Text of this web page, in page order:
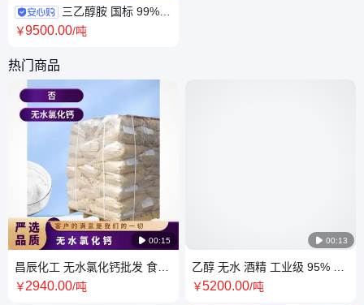
三乙醇胺 国标 99%
工业级 国产 进口 斯尔邦 扬巴
￥9500.00/吨
热门商品
 00:15
昌辰化工 无水氯化钙批发 食品
防腐剂25kg包装质量保障
￥2940.00/吨
 00:13
乙醇 无水 酒精 工业级 95% 可
分装 散水 64-17-5 桶装
￥5200.00/吨